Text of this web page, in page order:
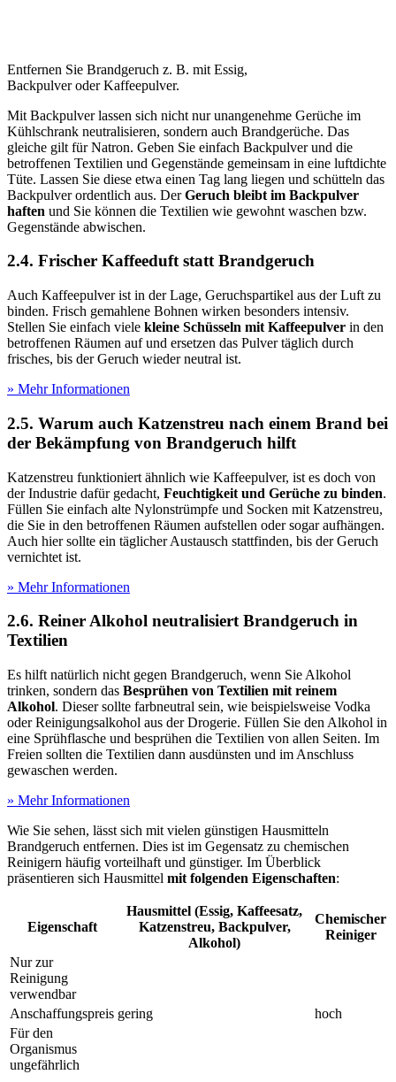
Entfernen Sie Brandgeruch z. B. mit Essig,
Backpulver oder Kaffeepulver.
Mit Backpulver lassen sich nicht nur unangenehme Gerüche im
Kühlschrank neutralisieren, sondern auch Brandgerüche. Das
gleiche gilt für Natron. Geben Sie einfach Backpulver und die
betroffenen Textilien und Gegenstände gemeinsam in eine luftdichte
Tüte. Lassen Sie diese etwa einen Tag lang liegen und schütteln das
Backpulver ordentlich aus. DerGeruch bleibt im Backpulver
haften und Sie können die Textilien wie gewohnt waschen bzw.
Gegenstände abwischen.
2.4. Frischer Kaffeeduft statt Brandgeruch
Auch Kaffeepulver ist in der Lage, Geruchspartikel aus der Luft zu
binden. Frisch gemahlene Bohnen wirken besonders intensiv.
Stellen Sie einfach viele kleine Schüsseln mit Kaffeepulver in den
betroffenen Räumen auf und ersetzen das Pulver täglich durch
frisches, bis der Geruch wieder neutral ist.
» Mehr Informationen
2.5. Warum auch Katzenstreu nach einem Brand bei
der Bekämpfung von Brandgeruch hilft
Katzenstreu funktioniert ähnlich wie Kaffeepulver, ist es doch von
der Industrie dafür gedacht, Feuchtigkeit und Gerüche zu binden.
Füllen Sie einfach alte Nylonstrümpfe und Socken mit Katzenstreu,
die Sie in den betroffenen Räumen aufstellen oder sogar aufhängen.
Auch hier sollte ein täglicher Austausch stattfinden, bis der Geruch
vernichtet ist.
» Mehr Informationen
2.6. Reiner Alkohol neutralisiert Brandgeruch in
Textilien
Es hilft natürlich nicht gegen Brandgeruch, wenn Sie Alkohol
trinken, sondern das Besprühen von Textilien mit reinem
Alkohol. Dieser sollte farbneutral sein, wie beispielsweise Vodka
oder Reinigungsalkohol aus der Drogerie. Füllen Sie den Alkohol in
eine Sprühflasche und besprühen die Textilien von allen Seiten. Im
Freien sollten die Textilien dann ausdünsten und im Anschluss
gewaschen werden.
» Mehr Informationen
Wie Sie sehen, lässt sich mit vielen günstigen Hausmitteln
Brandgeruch entfernen. Dies ist im Gegensatz zu chemischen
Reinigern häufig vorteilhaft und günstiger. Im Überblick
präsentieren sich Hausmittel mit folgenden Eigenschaften:
Eigenschaft
Hausmittel (Essig, Kaffeesatz,
Katzenstreu, Backpulver,
Alkohol)
Chemischer
Reiniger
Nur zur
Reinigung
verwendbar
Anschaffungspreis gering
hoch
Für den
Organismus
ungefährlich